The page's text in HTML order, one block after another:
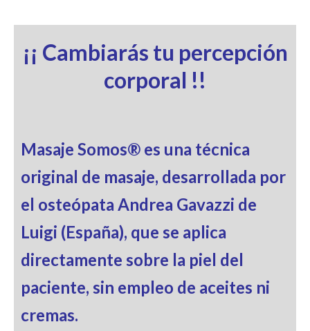
¡¡ Cambiarás tu percepción
corporal !!
Masaje Somos® es una técnica
original de masaje, desarrollada por
el osteópata Andrea Gavazzi de
Luigi (España), que se aplica
directamente sobre la piel del
paciente, sin empleo de aceites ni
cremas.